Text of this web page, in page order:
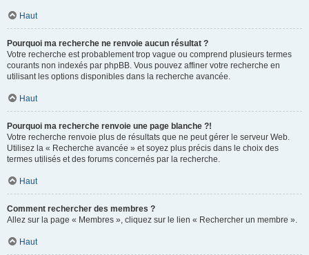
Haut
Pourquoi ma recherche ne renvoie aucun résultat ?
Votre recherche est probablement trop vague ou comprend plusieurs termes
courants non indexés par phpBB. Vous pouvez affiner votre recherche en
utilisant les options disponibles dans la recherche avancée.
Haut
Pourquoi ma recherche renvoie une page blanche ?!
Votre recherche renvoie plus de résultats que ne peut gérer le serveur Web.
Utilisez la « Recherche avancée » et soyez plus précis dans le choix des
termes utilisés et des forums concernés par la recherche.
Haut
Comment rechercher des membres ?
Allez sur la page « Membres », cliquez sur le lien « Rechercher un membre ».
Haut